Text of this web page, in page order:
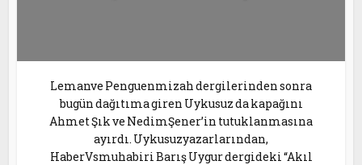
Lemanve Penguenmizah dergilerinden sonra
bugün dağıtıma giren Uykusuz da kapağını
Ahmet Şık ve NedimŞener’in tutuklanmasına
ayırdı. Uykusuzyazarlarından,
HaberVsmuhabiri Barış Uygur dergideki “Akıl